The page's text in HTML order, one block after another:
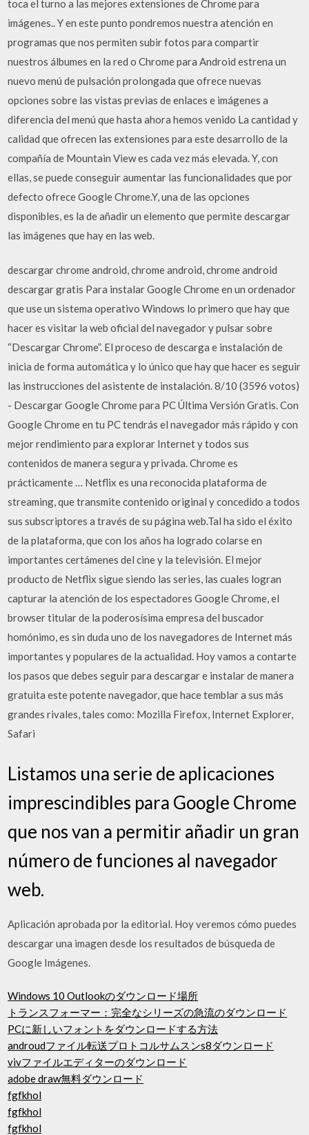
toca el turno a las mejores extensiones de Chrome para
imágenes.. Y en este punto pondremos nuestra atención en
programas que nos permiten subir fotos para compartir
nuestros álbumes en la red o Chrome para Android estrena un
nuevo menú de pulsación prolongada que ofrece nuevas
opciones sobre las vistas previas de enlaces e imágenes a
diferencia del menú que hasta ahora hemos venido La cantidad y
calidad que ofrecen las extensiones para este desarrollo de la
compañía de Mountain View es cada vez más elevada. Y, con
ellas, se puede conseguir aumentar las funcionalidades que por
defecto ofrece Google Chrome.Y, una de las opciones
disponibles, es la de añadir un elemento que permite descargar
las imágenes que hay en las web.
descargar chrome android, chrome android, chrome android
descargar gratis Para instalar Google Chrome en un ordenador
que use un sistema operativo Windows lo primero que hay que
hacer es visitar la web oficial del navegador y pulsar sobre
“Descargar Chrome”. El proceso de descarga e instalación de
inicia de forma automática y lo único que hay que hacer es seguir
las instrucciones del asistente de instalación. 8/10 (3596 votos)
- Descargar Google Chrome para PC Última Versión Gratis. Con
Google Chrome en tu PC tendrás el navegador más rápido y con
mejor rendimiento para explorar Internet y todos sus
contenidos de manera segura y privada. Chrome es
prácticamente … Netflix es una reconocida plataforma de
streaming, que transmite contenido original y concedido a todos
sus subscriptores a través de su página web.Tal ha sido el éxito
de la plataforma, que con los años ha logrado colarse en
importantes certámenes del cine y la televisión. El mejor
producto de Netflix sigue siendo las series, las cuales logran
capturar la atención de los espectadores Google Chrome, el
browser titular de la poderosísima empresa del buscador
homónimo, es sin duda uno de los navegadores de Internet más
importantes y populares de la actualidad. Hoy vamos a contarte
los pasos que debes seguir para descargar e instalar de manera
gratuita este potente navegador, que hace temblar a sus más
grandes rivales, tales como: Mozilla Firefox, Internet Explorer,
Safari
Listamos una serie de aplicaciones
imprescindibles para Google Chrome
que nos van a permitir añadir un gran
número de funciones al navegador
web.
Aplicación aprobada por la editorial. Hoy veremos cómo puedes
descargar una imagen desde los resultados de búsqueda de
Google Imágenes.
Windows 10 Outlookのダウンロード場所
トランスフォーマー：完全なシリーズの急流のダウンロード
PCに新しいフォントをダウンロードする方法
androudファイル転送プロトコルサムスンs8ダウンロード
vivファイルエディターのダウンロード
adobe draw無料ダウンロード
fgfkhol
fgfkhol
fgfkhol